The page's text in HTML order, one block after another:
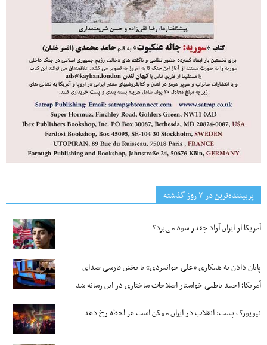
پربیننده‌ترین‌ در ۷ روز گذشته
آمریکا از ایران آزاد چقدر سود می‌برد؟
پایان دادن به همکاری «علی جوانمردی» با بخش فارسی صدای
آمریکا؛ احمد باطبی خواستار اصلاحات ساختاری در این رسانه شد
نیویورک پست: انقلاب در ایران ممکن است هر لحظه رخ دهد